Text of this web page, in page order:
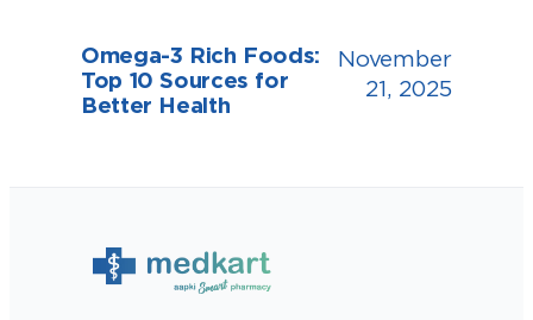
Omega-3 Rich Foods:
Top 10 Sources for
Better Health
November
21, 2025